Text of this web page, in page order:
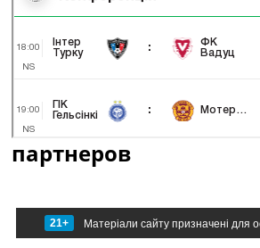
партнеров
21+ Матеріали сайту призначені для